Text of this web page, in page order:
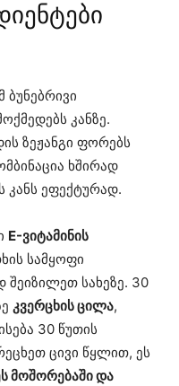
კანზე.
ზეჟანგი ფორებს
ხშირად
კანს ეფექტურად.
E-ვიტამინის
სამყოფი
სახეზე. 30
კვერცხის ცილა,
30 წუთის
ცივი წყლით, ეს
მოშორებაში და